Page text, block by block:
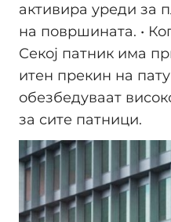
активира уреди за
на површината. •
Секој патник има
итен прекин на
обезбедуваат
за сите патници.